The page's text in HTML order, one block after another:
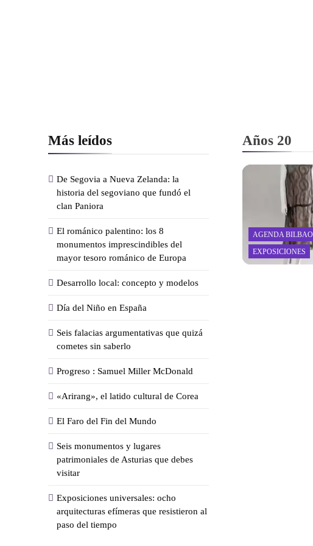
Más leídos
De Segovia a Nueva Zelanda: la
historia del segoviano que fundó el
clan Paniora
El románico palentino: los 8
monumentos imprescindibles del
mayor tesoro románico de Europa
Desarrollo local: concepto y modelos
Día del Niño en España
Seis falacias argumentativas que quizá
cometes sin saberlo
Progreso : Samuel Miller McDonald
«Arirang», el latido cultural de Corea
El Faro del Fin del Mundo
Seis monumentos y lugares
patrimoniales de Asturias que debes
visitar
Exposiciones universales: ocho
arquitecturas efímeras que resistieron al
paso del tiempo
Años 20
AGENDA BILBAO
EXPOSICIONES